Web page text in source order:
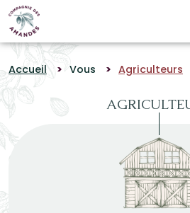
Accueil Vous Agriculteurs
Panneau de gestion des cookies